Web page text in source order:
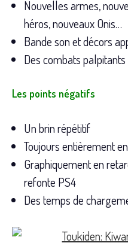
Nouvelles armes,
héros, nouveaux Onis…
Bande son et décors
Des combats palpitants
Les points négatifs
Un brin répétitif
Toujours entièrement
Graphiquement en
refonte PS4
Des temps de